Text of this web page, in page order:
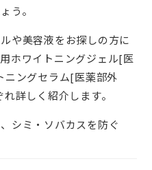
う。
や美容液をお探しの方に
ホワイトニングジェル[医
ニングセラム[医薬部外
詳しく紹介します。
シミ・ソバカスを防ぐ